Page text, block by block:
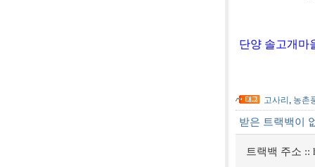
단양 솔고개마
고사리 , 농촌
받은 트랙백이
트랙백 주소 ::